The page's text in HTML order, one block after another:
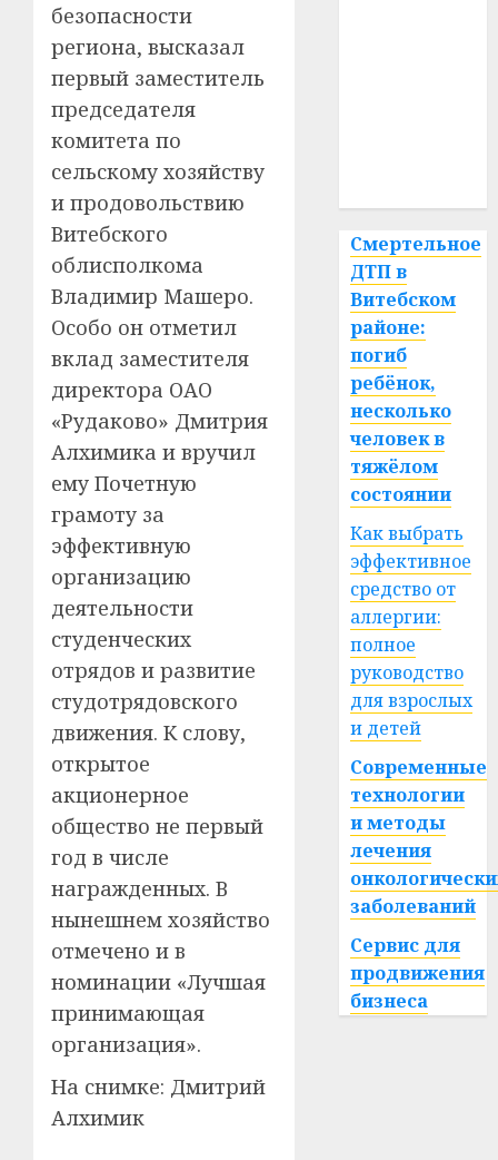
безопасности
региона, высказал
первый заместитель
председателя
комитета по
сельскому хозяйству
и продовольствию
Витебского
облисполкома
Владимир Машеро.
Особо он отметил
вклад заместителя
директора ОАО
«Рудаково» Дмитрия
Алхимика и вручил
ему Почетную
грамоту за
эффективную
организацию
деятельности
студенческих
отрядов и развитие
студотрядовского
движения. К слову,
открытое
акционерное
общество не первый
год в числе
награжденных. В
нынешнем хозяйство
отмечено и в
номинации «Лучшая
принимающая
организация».
На снимке: Дмитрий
Алхимик
Смертельное
ДТП в
Витебском
районе:
погиб
ребёнок,
несколько
человек в
тяжёлом
состоянии
Как выбрать
эффективное
средство от
аллергии:
полное
руководство
для взрослых
и детей
Современные
технологии
и методы
лечения
заболеваний
Сервис для
продвижения
бизнеса